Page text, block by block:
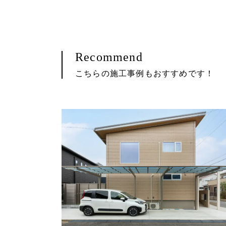
Recommend
こちらの施工事例もおすすめです！